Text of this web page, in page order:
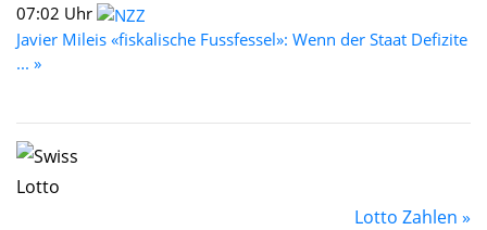
07:02 Uhr
Javier Mileis «fiskalische Fussfessel»: Wenn der Staat Defizite
... »
Lotto Zahlen »